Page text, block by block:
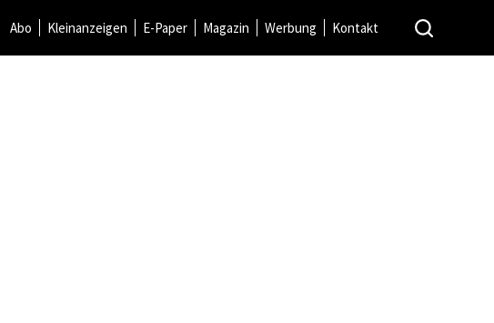
Abo Kleinanzeigen E-Paper Magazin Werbung Kontakt